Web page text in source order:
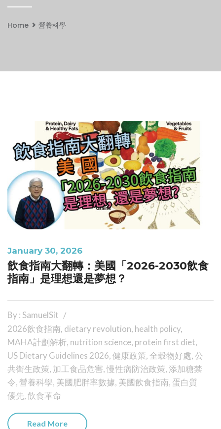
Home 營養科學
January 30, 2026
飲食指南大翻轉：美國「2026-2030飲食
指南」是理想還是夢想？
By : SamuelSit
2026飲食指南, dietary revolution, health policy,
MAHA計劃解析, nutrition science, protein first diet,
US Dietary Guidelines 2026,健康政策,全穀物好處, 公
共衛生政策, 加工食品危害,慢性病防治政策, 添加糖禁
令,營養科學, 美國肥胖率數據, 美國飲食指南, 蛋白質
優先,飲食革命
Read More